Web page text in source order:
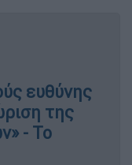
ευθύνης
της
- Το